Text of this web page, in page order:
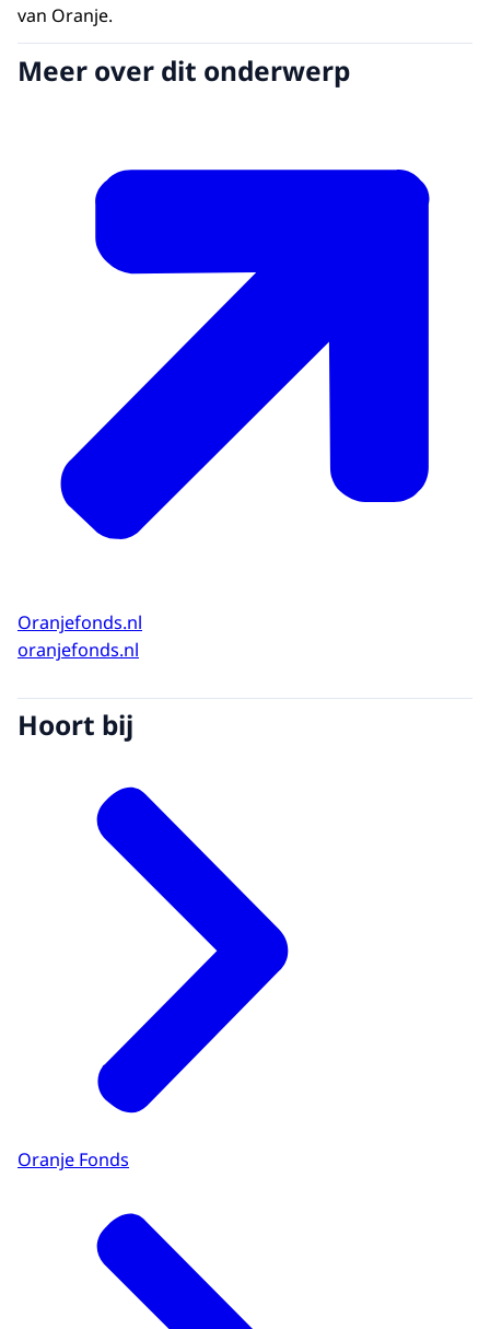
van Oranje.
Meer over dit onderwerp
Oranjefonds.nl
oranjefonds.nl
Hoort bij
Oranje Fonds